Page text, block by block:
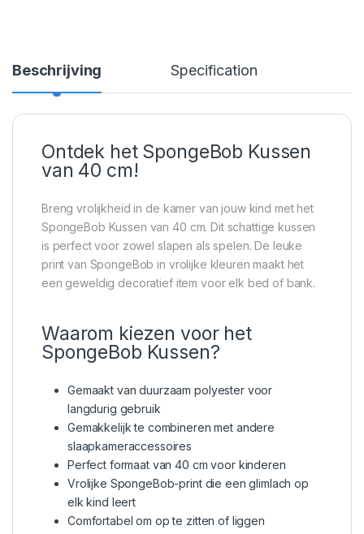
Beschrijving Specification
Ontdek het SpongeBob Kussen
van 40 cm!
Breng vrolijkheid in de kamer van jouw kind met het
SpongeBob Kussen van 40 cm. Dit schattige kussen
is perfect voor zowel slapen als spelen. De leuke
print van SpongeBob in vrolijke kleuren maakt het
een geweldig decoratief item voor elk bed of bank.
Waarom kiezen voor het
SpongeBob Kussen?
Gemaakt van duurzaam polyester voor
langdurig gebruik
Gemakkelijk te combineren met andere
slaapkameraccessoires
Perfect formaat van 40 cm voor kinderen
Vrolijke SpongeBob-print die een glimlach op
elk kind leert
Comfortabel om op te zitten of liggen